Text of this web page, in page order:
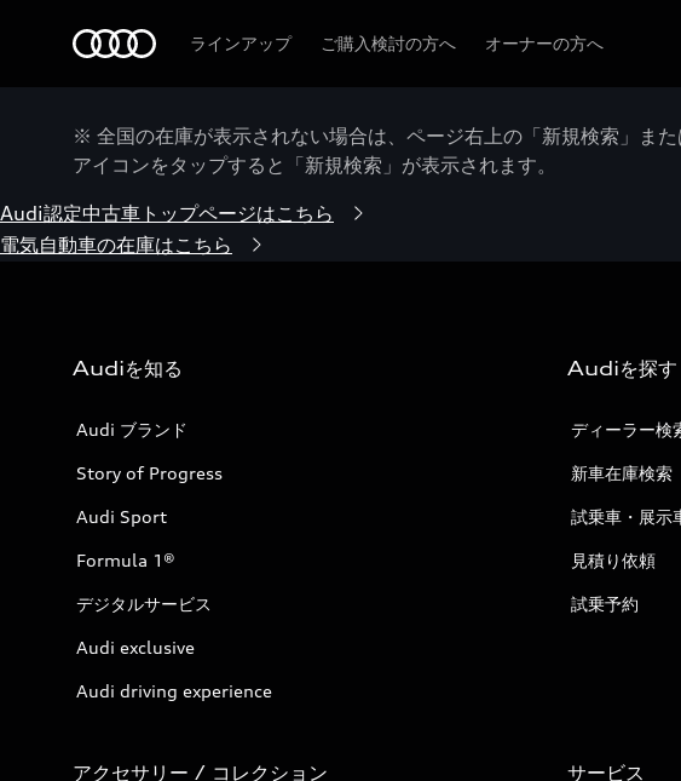
ラインアップ ご購入検討の方へ オーナーの方へ
※ 全国の在庫が表示されない場合は、ページ右上の「新規検索」ま
アイコンをタップすると「新規検索」が表示されます。
Audi認定中古車トップページはこちら
電気自動車の在庫はこちら
Audiを知る
Audi ブランド
Story of Progress
Audi Sport
Formula 1®
デジタルサービス
Audi exclusive
Audi driving experience
Audiを探す
ディーラー検
新車在庫検索
試乗車・展示
見積り依頼
試乗予約
アクセサリー / コレクション サービス